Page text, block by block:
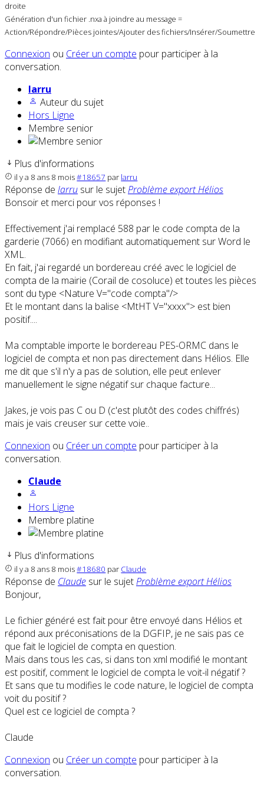
droite
Génération d'un fichier .nxa à joindre au message =
Action/Répondre/Pièces jointes/Ajouter des fichiers/Insérer/Soumettre
Connexion ou Créer un compte pour participer à la
conversation.
larru
Auteur du sujet
Hors Ligne
Membre senior
Plus d'informations
il y a 8 ans 8 mois#18657 par larru
Réponse de larru sur le sujetProblème export Hélios
Bonsoir et merci pour vos réponses !
Effectivement j'ai remplacé 588 par le code compta de la
garderie (7066) en modifiant automatiquement sur Word le
XML.
En fait, j'ai regardé un bordereau créé avec le logiciel de
compta de la mairie (Corail de cosoluce) et toutes les pièces
sont du type <Nature V="code compta"/>
Et le montant dans la balise <MtHT V="xxxx"> est bien
positif....
Ma comptable importe le bordereau PES-ORMC dans le
logiciel de compta et non pas directement dans Hélios. Elle
me dit que s'il n'y a pas de solution, elle peut enlever
manuellement le signe négatif sur chaque facture...
Jakes, je vois pas C ou D (c'est plutôt des codes chiffrés)
mais je vais creuser sur cette voie..
Connexion ou Créer un compte pour participer à la
conversation.
Claude
Hors Ligne
Membre platine
Plus d'informations
il y a 8 ans 8 mois#18680 par Claude
Réponse de Claude sur le sujetProblème export Hélios
Bonjour,
Le fichier généré est fait pour être envoyé dans Hélios et
répond aux préconisations de la DGFIP, je ne sais pas ce
que fait le logiciel de compta en question.
Mais dans tous les cas, si dans ton xml modifié le montant
est positif, comment le logiciel de compta le voit-il négatif ?
Et sans que tu modifies le code nature, le logiciel de compta
voit du positif ?
Quel est ce logiciel de compta ?
Claude
Connexion ou Créer un compte pour participer à la
conversation.